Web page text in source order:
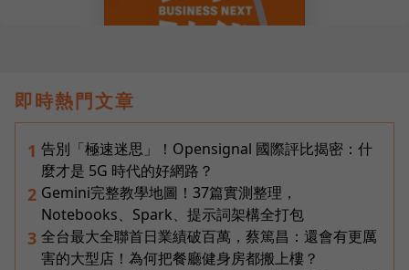
即時熱門文章
1 告別「極速迷思」！Opensignal 國際評比揭密：什
麼才是 5G 時代的好網路？
2 Gemini完整教學地圖！37篇實測整理，
Notebooks、Spark、提示詞架構全打包
3 全台最大全聯首日業績破百萬，蔡篤昌：還會有更厲
害的大型店！為何把餐廳健身房都搬上樓？